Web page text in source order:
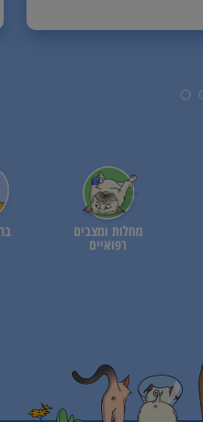
מחלות ומצבים
רפואיים